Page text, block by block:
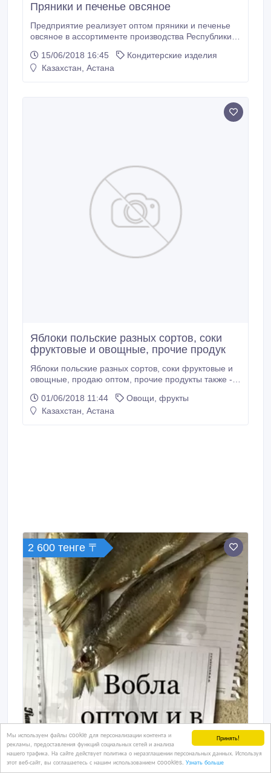
Принять!
Мы используем файлы cookie для персонализации контента и
рекламы, предоставления функций социальных сетей и анализа
нашего трафика. На сайте действует политика о неразглашении персональных данных. Используя
этот веб-сайт, вы соглашаетесь с нашим использованием coookies. Узнать больше
Пряники и печенье овсяное
Предприятие реализует оптом пряники и печенье
овсяное в ассортименте производства Республики
предоставляем: -низкие цены на продукцию;
-гибкую систему скидок; -рассмотрение каждого
заинтересованы в сотрудничестве на выгодных для
15/06/2018 16:45
Кондитерские изделия
Казахстан, Астана
Яблоки польские разных сортов, соки
фруктовые и овощные, прочие продук
Яблоки польские разных сортов, соки фруктовые и
овощные, продаю оптом, прочие продукты также -
Количество - от одной фуры. Гарантия качества,
полная документация. Оплата обсуждается -
01/06/2018 11:44
Овощи, фрукты
Казахстан, Астана
2 600 тенге 〒